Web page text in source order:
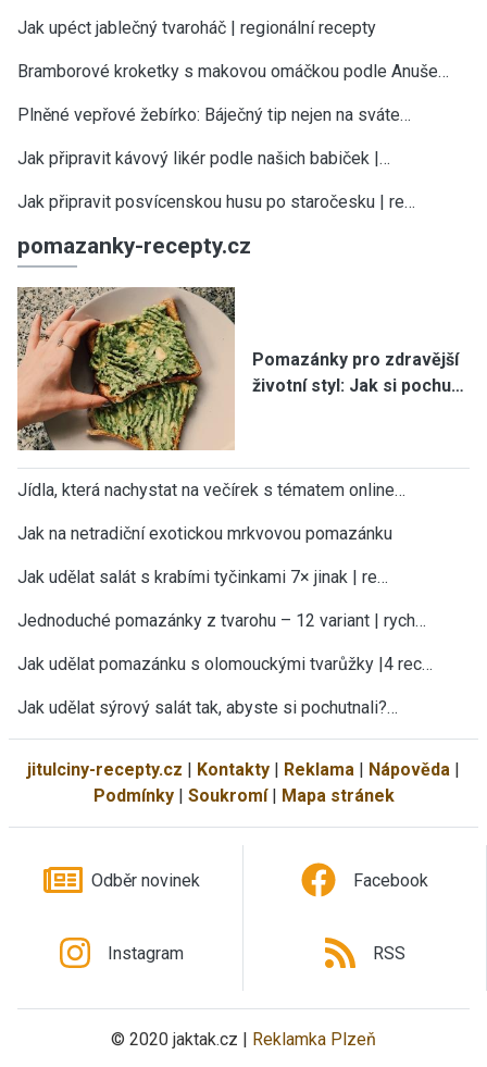
Jak upéct jablečný tvaroháč | regionální recepty
Bramborové kroketky s makovou omáčkou podle Anuše…
Plněné vepřové žebírko: Báječný tip nejen na sváte…
Jak připravit kávový likér podle našich babiček |…
Jak připravit posvícenskou husu po staročesku | re…
pomazanky-recepty.cz
Pomazánky pro zdravější
životní styl: Jak si pochu…
Jídla, která nachystat na večírek s tématem online…
Jak na netradiční exotickou mrkvovou pomazánku
Jak udělat salát s krabími tyčinkami 7× jinak | re…
Jednoduché pomazánky z tvarohu – 12 variant | rych…
Jak udělat pomazánku s olomouckými tvarůžky |4 rec…
Jak udělat sýrový salát tak, abyste si pochutnali?…
jitulciny-recepty.cz | Kontakty | Reklama | Nápověda |
Podmínky| Soukromí| Mapa stránek
Odběr novinek Facebook
Instagram RSS
© 2020 jaktak.cz | Reklamka Plzeň